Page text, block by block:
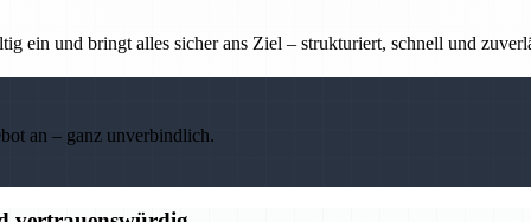
ein und bringt alles sicher ans Ziel – strukturiert, schnell und
an – ganz unverbindlich.